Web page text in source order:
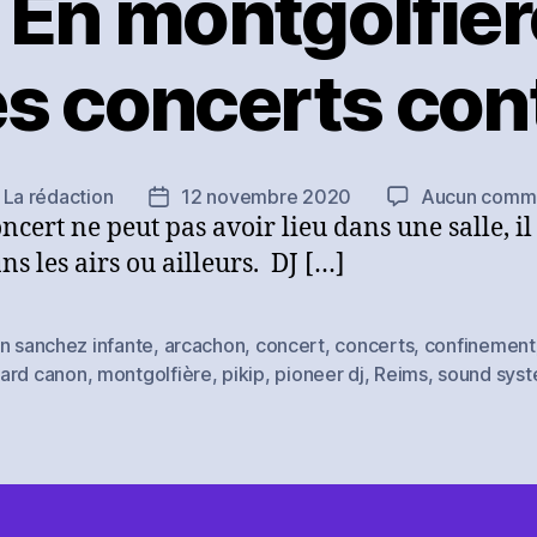
concerts
La rédaction
Date
de
l’article
12 novembre 2020 Aucun
ne peut pas avoir lieu dans une salle,
les airs ou ailleurs. DJ […]
sanchez infante, arcachon, concert, concerts, confinement
canon, montgolfière, pikip, pioneer dj, Reims, sound